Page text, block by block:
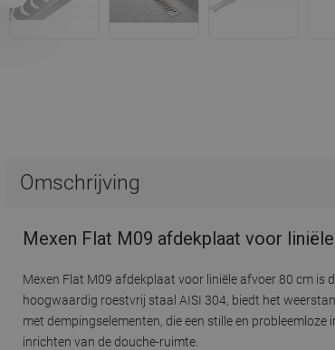
Omschrijving
Mexen Flat M09 afdekplaat voor
Mexen Flat M09 afdekplaat voor liniële afvoer 80 cm is
hoogwaardig roestvrij staal AISI 304, biedt het
met dempingselementen, die een stille en
inrichten van de douche-ruimte.